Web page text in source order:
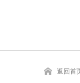
返回首